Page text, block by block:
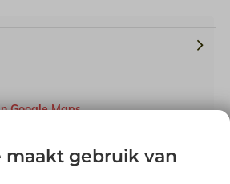
Google Maps
NL001791739B90
maakt gebruik van